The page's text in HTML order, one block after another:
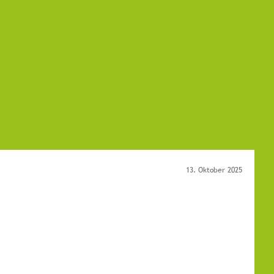
13. Oktober 2025